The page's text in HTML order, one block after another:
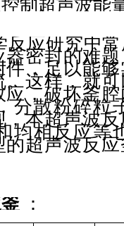
制超声波能
应研究中常
密封的难
，足以能
这样，就
，破坏釜
分散粉碎粒
本超声波
均相反应等
超声波反
：